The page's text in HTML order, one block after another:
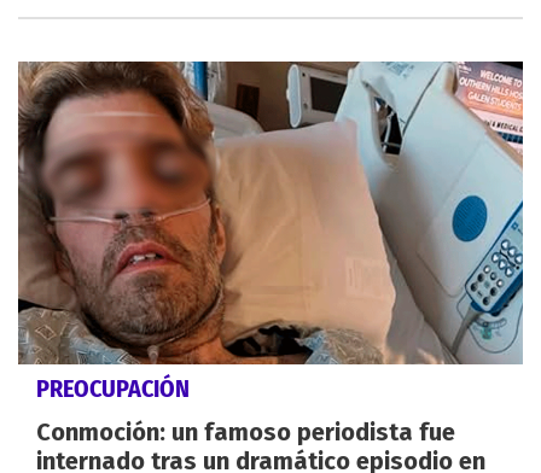
PREOCUPACIÓN
Conmoción: un famoso periodista fue
internado tras un dramático episodio en